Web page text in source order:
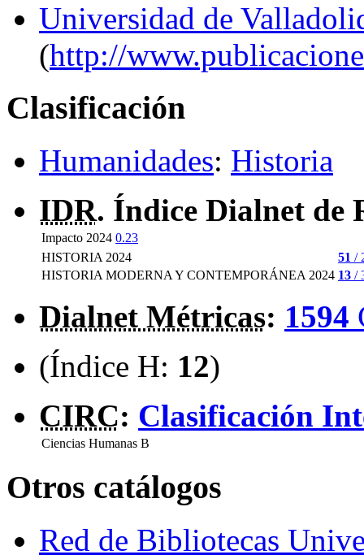
Universidad de
(http://
Clasificación
Humanidades: Historia
IDR. Índice Dialnet de
Impacto 2024 0.23
HISTORIA 2024
51 /
HISTORIA MODERNA Y CONTEMPORÁNEA 2024 13 /
Dialnet Métricas: 1594
(Índice H: 12)
CIRC: Clasificación
Ciencias Humanas B
Otros catálogos
Red de Bibliotecas